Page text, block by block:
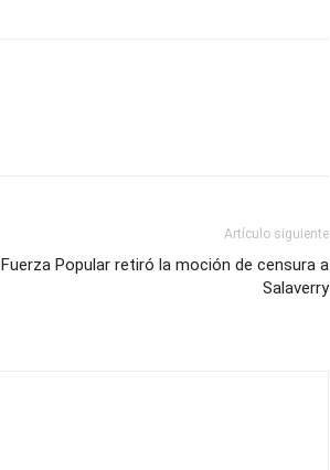
Artículo siguiente
Fuerza Popular retiró la moción de censura a
Salaverry